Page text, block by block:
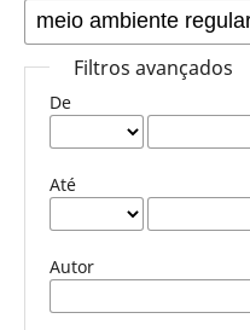
Filtros avançados
De
Até
Autor